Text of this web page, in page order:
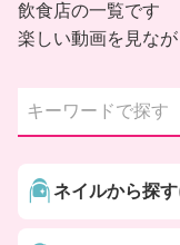
飲食店の一覧です
楽しい動画を見な
ネイルから探す